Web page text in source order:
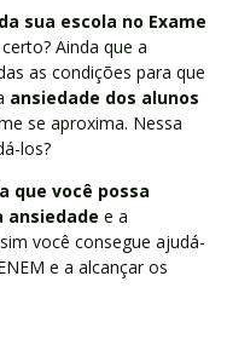
sua escola no Exame
Ainda que a
as condições para que
ansiedade dos alunos
se aproxima. Nessa
los?
que você possa
ansiedade e a
você consegue ajudá-
e a alcançar os